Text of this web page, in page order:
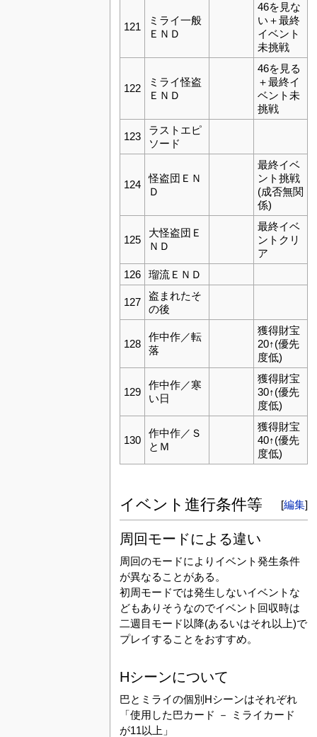
121
ミライ一般
ＥＮＤ
46を見な
い＋最終
イベント
未挑戦
122
ミライ怪盗
ＥＮＤ
46を見る
＋最終イ
ベント未
挑戦
123
ラストエピ
ソード
124
怪盗団ＥＮ
Ｄ
最終イベ
ント挑戦
(成否無関
係)
125
大怪盗団Ｅ
ＮＤ
最終イベ
ントクリ
ア
126
瑠流ＥＮＤ
127
盗まれたそ
の後
128
作中作／転
落
獲得財宝
20↑(優先
度低)
129
作中作／寒
い日
獲得財宝
30↑(優先
度低)
130
作中作／Ｓ
とＭ
獲得財宝
40↑(優先
度低)
[編集]
イベント進行条件等
周回モードによる違い
周回のモードによりイベント発生条件
が異なることがある。
初周モードでは発生しないイベントな
どもありそうなのでイベント回収時は
二週目モード以降(あるいはそれ以上)で
プレイすることをおすすめ。
Hシーンについて
巴とミライの個別Hシーンはそれぞれ
「使用した巴カード － ミライカード
が11以上」